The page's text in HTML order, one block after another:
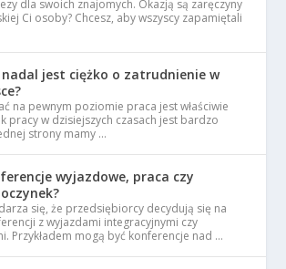
dla swoich znajomych. Okazją są zaręczyny
Ci osoby? Chcesz, aby wszyscy zapamiętali
nadal jest ciężko o zatrudnienie w
na pewnym poziomie praca jest właściwie
pracy w dzisiejszych czasach jest bardzo
strony mamy …
wyjazdowe, praca czy
się, że przedsiębiorcy decydują się na
z wyjazdami integracyjnymi czy
Przykładem mogą być konferencje nad …